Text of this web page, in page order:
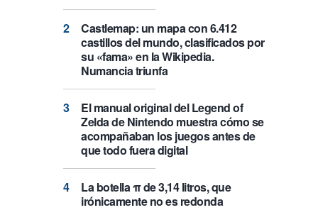
Castlemap: un mapa con 6.412
castillos del mundo, clasificados por
su «fama» en la Wikipedia.
Numancia triunfa
El manual original del Legend of
Zelda de Nintendo muestra cómo se
acompañaban los juegos antes de
que todo fuera digital
La botella π de 3,14 litros, que
irónicamente no es redonda